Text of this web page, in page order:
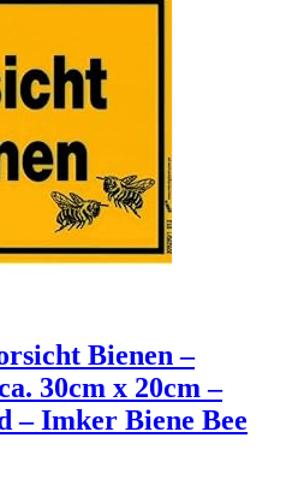
Bienen –
30cm x 20cm –
– Imker Biene Bee